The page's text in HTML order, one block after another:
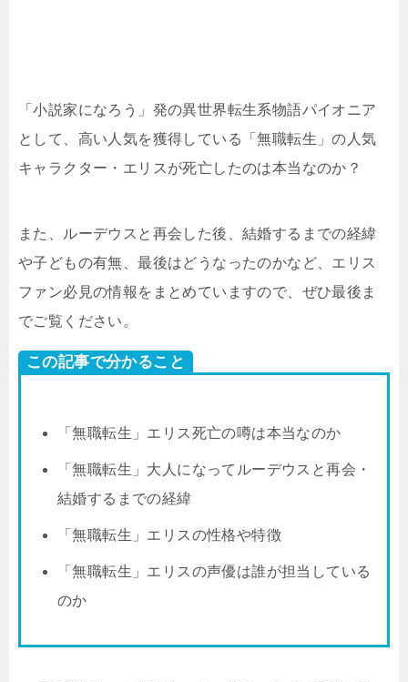
「小説家になろう」発の異世界転生系物語パイオニア
として、高い人気を獲得している「無職転生」の人気
キャラクター・エリスが死亡したのは本当なのか？
また、ルーデウスと再会した後、結婚するまでの経緯
や子どもの有無、最後はどうなったのかなど、エリス
ファン必見の情報をまとめていますので、ぜひ最後ま
でご覧ください。
この記事で分かること
「無職転生」エリス死亡の噂は本当なのか
「無職転生」大人になってルーデウスと再会・
結婚するまでの経緯
「無職転生」エリスの性格や特徴
「無職転生」エリスの声優は誰が担当している
のか